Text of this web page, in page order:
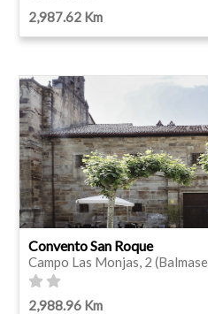
2,987.62 Km
Convento San Roque
Campo Las Monjas, 2
2,988.96 Km